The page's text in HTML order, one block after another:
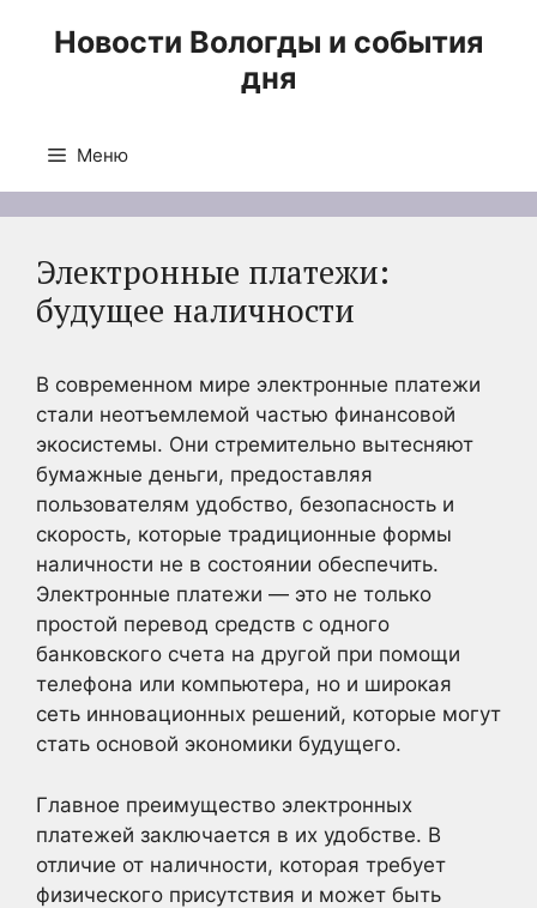
Новости Вологды и события
дня
Меню
Электронные платежи:
будущее наличности
В современном мире электронные платежи
стали неотъемлемой частью финансовой
экосистемы. Они стремительно вытесняют
бумажные деньги, предоставляя
пользователям удобство, безопасность и
скорость, которые традиционные формы
наличности не в состоянии обеспечить.
Электронные платежи — это не только
простой перевод средств с одного
банковского счета на другой при помощи
телефона или компьютера, но и широкая
сеть инновационных решений, которые могут
стать основой экономики будущего.
Главное преимущество электронных
платежей заключается в их удобстве. В
отличие от наличности, которая требует
физического присутствия и может быть